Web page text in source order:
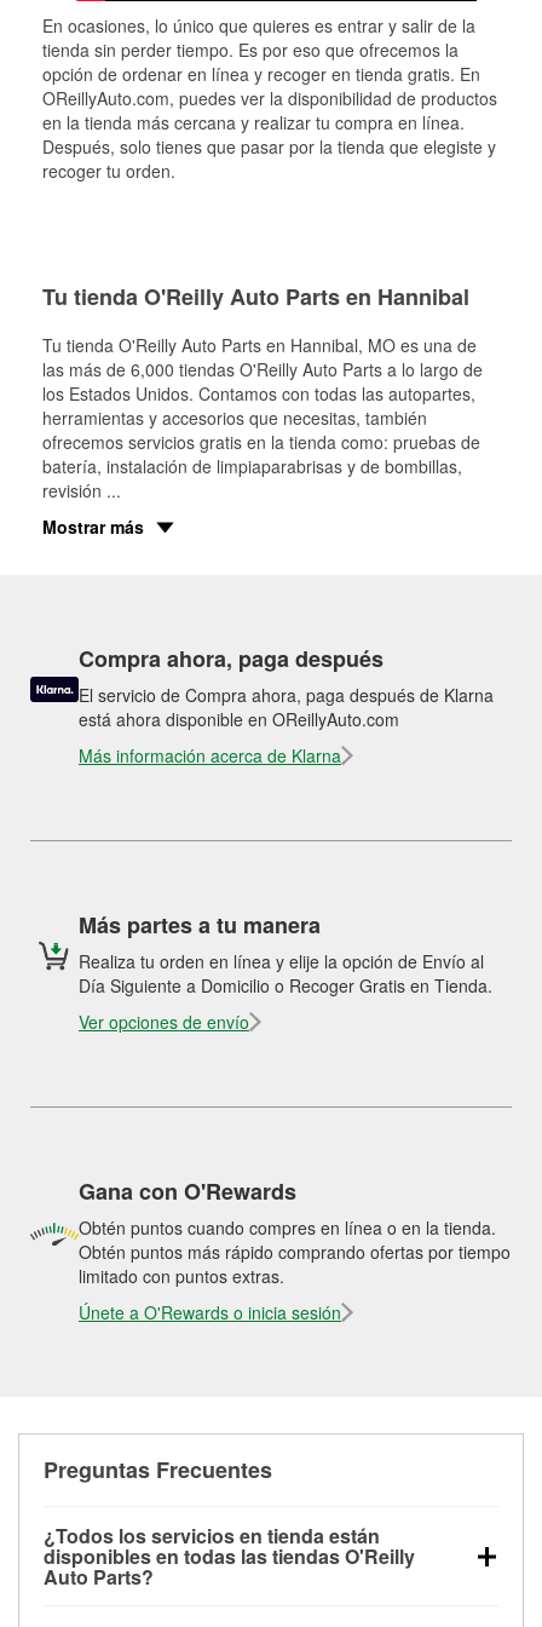
En ocasiones, lo único que quieres es entrar y salir de la
tienda sin perder tiempo. Es por eso que ofrecemos la
opción de ordenar en línea y recoger en tienda gratis. En
OReillyAuto.com, puedes ver la disponibilidad de productos
en la tienda más cercana y realizar tu compra en línea.
Después, solo tienes que pasar por la tienda que elegiste y
recoger tu orden.
Tu tienda O'Reilly Auto Parts en Hannibal
Tu tienda O'Reilly Auto Parts en Hannibal, MO es una de
las más de 6,000 tiendas O'Reilly Auto Parts a lo largo de
los Estados Unidos. Contamos con todas las autopartes,
herramientas y accesorios que necesitas, también
ofrecemos servicios gratis en la tienda como: pruebas de
batería, instalación de limpiaparabrisas y de bombillas,
revisión ...
Mostrar más
Compra ahora, paga después
El servicio de Compra ahora, paga después de Klarna
está ahora disponible en OReillyAuto.com
Más información acerca de Klarna
Más partes a tu manera
Realiza tu orden en línea y elije la opción de Envío al
Día Siguiente a Domicilio o Recoger Gratis en Tienda.
Ver opciones de envío
Gana con O'Rewards
Obtén puntos cuando compres en línea o en la tienda.
Obtén puntos más rápido comprando ofertas por tiempo
limitado con puntos extras.
Únete a O'Rewards o inicia sesión
Preguntas Frecuentes
¿Todos los servicios en tienda están
disponibles en todas las tiendas O'Reilly
Auto Parts?